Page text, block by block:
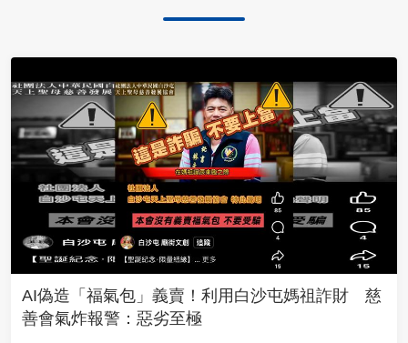
AI偽造「福氣包」義賣！利用白沙屯媽祖詐財 慈
善會氣炸報警：惡劣至極